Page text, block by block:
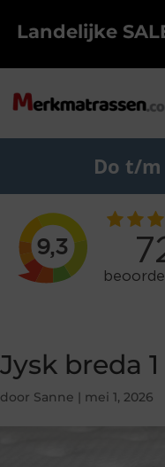
Landelijke
Do t/m
Jysk breda 1
door Sanne | mei 1, 2026